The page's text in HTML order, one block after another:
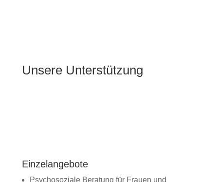
Unsere Unterstützung
Einzelangebote
Psychosoziale Beratung für Frauen und